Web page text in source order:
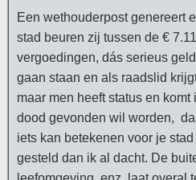
Een wethouderpost genereert
stad beuren zij tussen de €
vergoedingen, dás serieus
gaan staan en als raadslid
maar men heeft status en
dood gevonden wil worden,
iets kan betekenen voor je
gesteld dan ik al dacht. De